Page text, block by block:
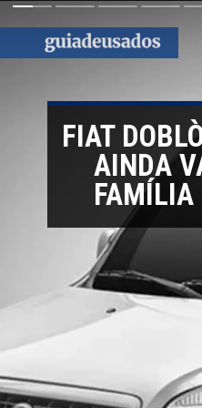
FIAT
AINDA
FAMÍLIA